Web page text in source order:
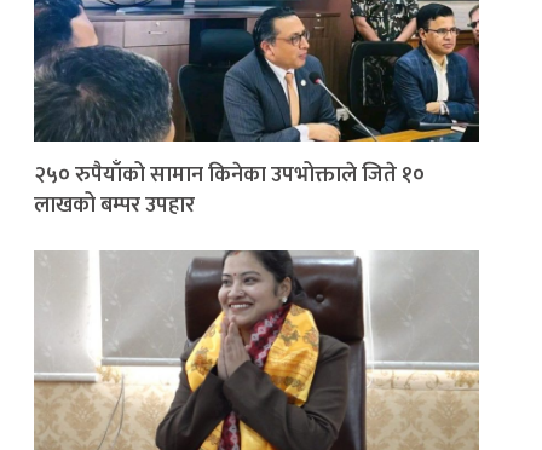
२५० रुपैयाँको सामान किनेका उपभोक्ताले जिते १०
लाखको बम्पर उपहार